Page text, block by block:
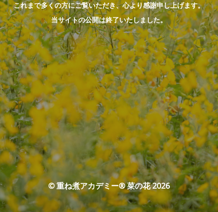
これまで多くの方にご覧いただき、心より感謝申し上げます。
当サイトの公開は終了いたしました。
© 重ね煮アカデミー® 菜の花 2026